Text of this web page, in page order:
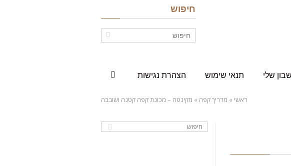
חיפוש
שלי תנאי שימוש הצהרת נגישות
ראשי » מדריך קפה » מקינטה – מכונת קפה קטנה ושובבה